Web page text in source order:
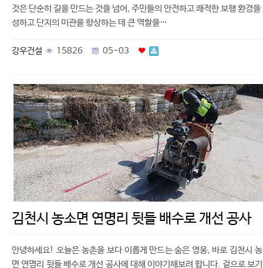
것은 단순히 길을 만드는 것을 넘어, 주민들의 안전하고 쾌적한 보행 환경을
성하고 단지의 미관을 향상하는 데 큰 역할을…
강우건설 15826 05-03
김천시 농소면 연명리 뒷들 배수로 개선 공사
안녕하세요! 오늘은 농촌을 보다 이롭게 만드는 숨은 영웅, 바로 김천시
면 연명리 뒷들 배수로 개선 공사에 대해 이야기해보려 합니다. 겉으로 보